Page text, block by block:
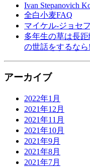
Ivan Stepanovich
全白小麦FAQ
マイケル-ジョセ
多年生の草は長
の世話をするなら!
アーカイブ
2022年1月
2021年12月
2021年11月
2021年10月
2021年9月
2021年8月
2021年7月